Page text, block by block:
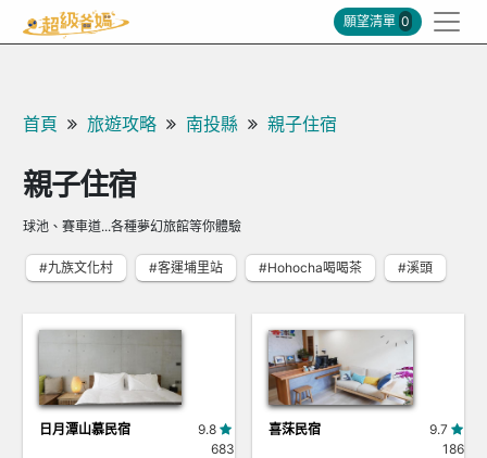
願望清單 0
首頁 旅遊攻略 南投縣 親子住宿
親子住宿
球池、賽車道...各種夢幻旅館等你體驗
#九族文化村 #客運埔里站 #Hohocha喝喝茶 #溪頭
日月潭山慕民宿
9.8
683
喜莯民宿
9.7
186